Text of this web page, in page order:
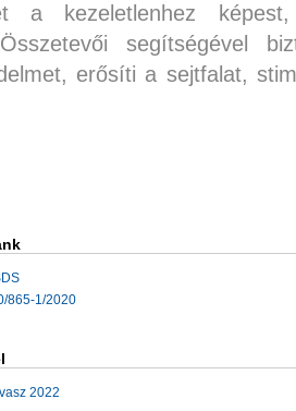
a kezeletlenhez
segítségével
erősíti a sejtfalat,
865-1/2020
2022